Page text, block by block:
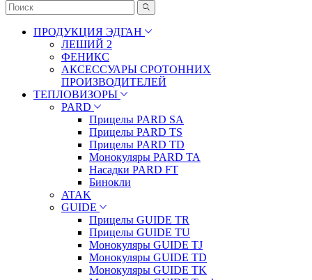
ПРОДУКЦИЯ ЭДГАН
ЛЕШИЙ 2
ФЕНИКС
АКСЕССУАРЫ СРОТОННИХ
ПРОИЗВОДИТЕЛЕЙ
ТЕПЛОВИЗОРЫ
PARD
Прицелы PARD SA
Прицелы PARD TS
Прицелы PARD TD
Монокуляры PARD TA
Насадки PARD FT
Бинокли
ATAK
GUIDE
Прицелы GUIDE TR
Прицелы GUIDE TU
Монокуляры GUIDE TJ
Монокуляры GUIDE TD
Монокуляры GUIDE TK